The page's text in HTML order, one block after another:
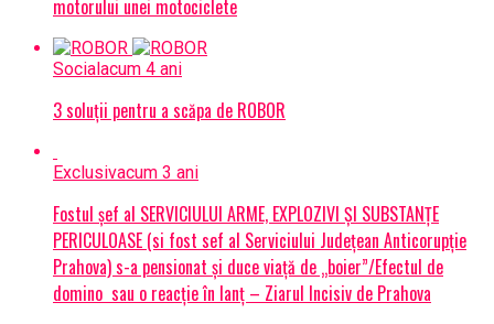
motorului unei motociclete
Social acum 4 ani
3 soluții pentru a scăpa de ROBOR
Exclusivacum 3 ani
Fostul șef al SERVICIULUI ARME, EXPLOZIVI ŞI SUBSTANŢE
PERICULOASE (si fost sef al Serviciului Judeţean Anticorupţie
Prahova) s-a pensionat și duce viață de „boier”/Efectul de
domino sau o reacție în lanț – Ziarul Incisiv de Prahova